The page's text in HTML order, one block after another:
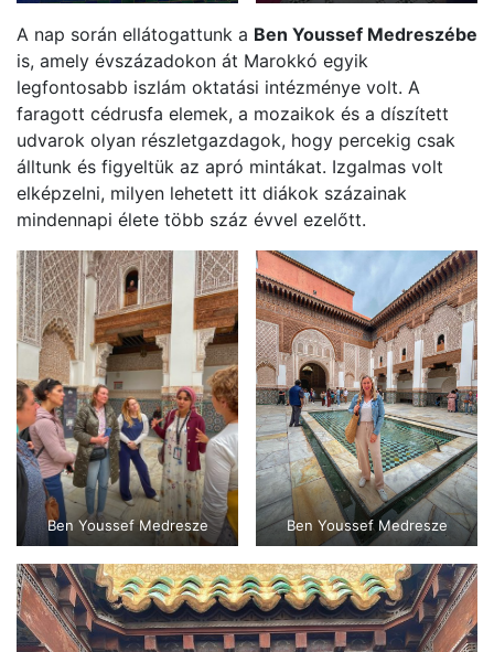
A nap során ellátogattunk a Ben Youssef Medreszébe
is, amely évszázadokon át Marokkó egyik
legfontosabb iszlám oktatási intézménye volt. A
faragott cédrusfa elemek, a mozaikok és a díszített
udvarok olyan részletgazdagok, hogy percekig csak
álltunk és figyeltük az apró mintákat. Izgalmas volt
elképzelni, milyen lehetett itt diákok százainak
mindennapi élete több száz évvel ezelőtt.
Ben Youssef Medresze Ben Youssef Medresze